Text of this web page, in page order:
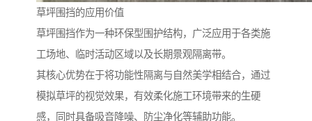
草坪围挡的应用价值
草坪围挡作为一种环保型围护结构，广泛应用于各类施
工场地、临时活动区域以及长期景观隔离带。
其核心优势在于将功能性隔离与自然美学相结合，通过
模拟草坪的视觉效果，有效柔化施工环境带来的生硬
感，同时具备吸音降噪、防尘净化等辅助功能。